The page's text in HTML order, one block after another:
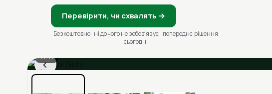
Перевірити, чи схвалять →
Безкоштовно · ні до чого не зобовʼязує · попереднє рішення
сьогодні
‹
1 / 11
Ціна в місяць